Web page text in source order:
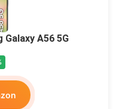
A56 5G